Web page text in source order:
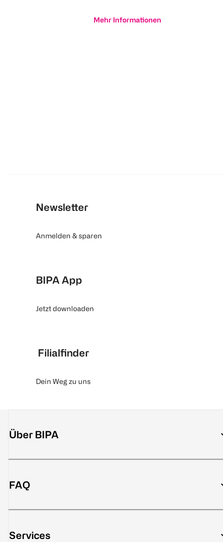
Mehr Informationen
Newsletter
Anmelden & sparen
BIPA App
Jetzt downloaden
Filialfinder
Dein Weg zu uns
Über BIPA
FAQ
Services